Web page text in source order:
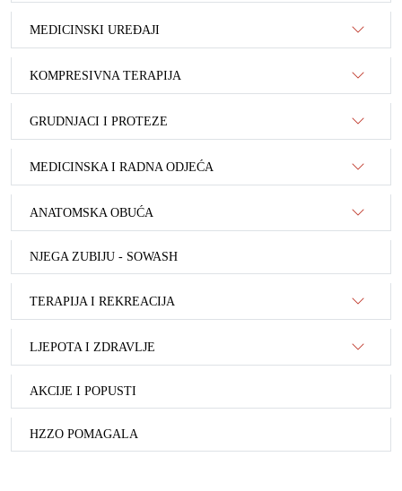
MEDICINSKI UREĐAJI
KOMPRESIVNA TERAPIJA
GRUDNJACI I PROTEZE
MEDICINSKA I RADNA ODJEĆA
ANATOMSKA OBUĆA
NJEGA ZUBIJU - SOWASH
TERAPIJA I REKREACIJA
LJEPOTA I ZDRAVLJE
AKCIJE I POPUSTI
HZZO POMAGALA